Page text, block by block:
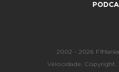
2002 - 2026
Velocidade.